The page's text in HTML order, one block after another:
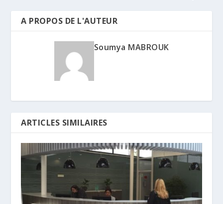
A PROPOS DE L'AUTEUR
Soumya MABROUK
ARTICLES SIMILAIRES